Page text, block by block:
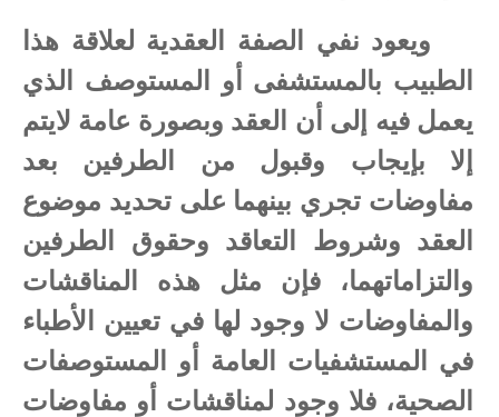
ويعود نفي الصفة العقدية لعلاقة هذا
الطبيب بالمستشفى أو المستوصف الذي
يعمل فيه إلى أن العقد وبصورة عامة لايتم
إلا بإیجاب وقبول من الطرفين بعد
مفاوضات تجري بينهما على تحديد موضوع
العقد وشروط التعاقد وحقوق الطرفين
والتزاماتهما، فإن مثل هذه المناقشات
والمفاوضات لا وجود لها في تعيين الأطباء
في المستشفيات العامة أو المستوصفات
الصحية، فلا وجود لمناقشات أو مفاوضات